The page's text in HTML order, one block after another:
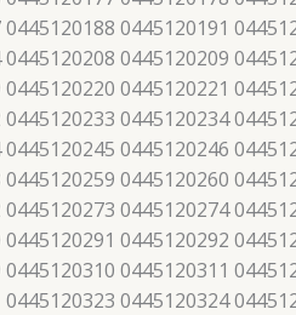
0445120191
0445120209
0445120221
0445120234
0445120246
0445120260
0445120274
0445120292
0445120311
0445120324